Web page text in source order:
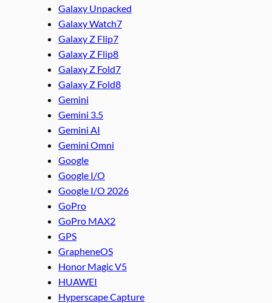
Galaxy Unpacked
Galaxy Watch7
Galaxy Z Flip7
Galaxy Z Flip8
Galaxy Z Fold7
Galaxy Z Fold8
Gemini
Gemini 3.5
Gemini AI
Gemini Omni
Google
Google I/O
Google I/O 2026
GoPro
GoPro MAX2
GPS
GrapheneOS
Honor Magic V5
HUAWEI
Hyperscape Capture